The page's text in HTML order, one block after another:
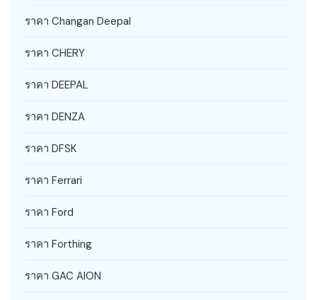
ราคา Changan Deepal
ราคา CHERY
ราคา DEEPAL
ราคา DENZA
ราคา DFSK
ราคา Ferrari
ราคา Ford
ราคา Forthing
ราคา GAC AION